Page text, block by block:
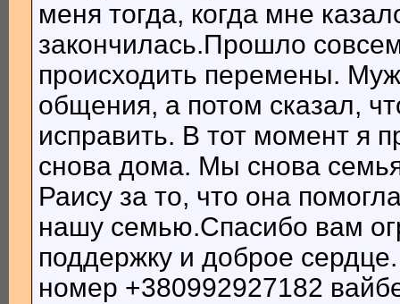
меня тогда, когда мне
закончилась.Прошло
происходить перемены.
общения, а потом сказал,
исправить. В тот момент я
снова дома. Мы снова
Раису за то, что она
нашу семью.Спасибо вам
поддержку и доброе
номер +380992927182